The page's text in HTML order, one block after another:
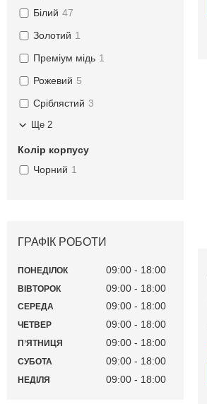
Білий 47
Золотий 1
Преміум мідь 1
Рожевий 5
Сріблястий 3
Ще 2
Колір корпусу
Чорний 1
ГРАФІК РОБОТИ
ПОНЕДІЛОК 09:00 18:00
ВІВТОРОК 09:00 18:00
СЕРЕДА 09:00 18:00
ЧЕТВЕР 09:00 18:00
ПʼЯТНИЦЯ 09:00 18:00
СУБОТА 09:00 18:00
НЕДІЛЯ 09:00 18:00